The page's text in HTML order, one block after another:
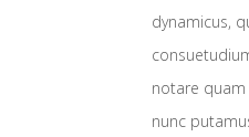
dynamicus,
notare
nunc